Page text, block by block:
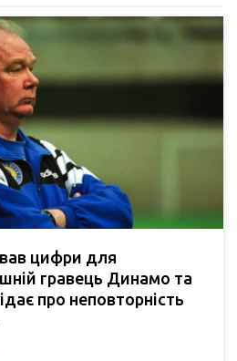
цифри для
гравець Динамо та
про неповторність